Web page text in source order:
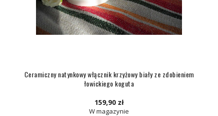
Ceramiczny natynkowy włącznik krzyżowy biały ze zdobieniem
łowickiego koguta
159,90 zł
W magazynie